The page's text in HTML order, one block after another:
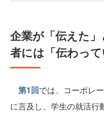
企業が「伝えた
者には「伝わって
第1回では、コーポレ
に言及し、学生の就活行